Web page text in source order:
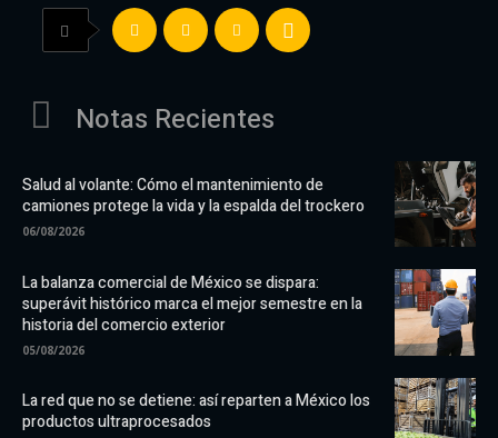
Notas Recientes
Salud al volante: Cómo el mantenimiento de
camiones protege la vida y la espalda del trockero
06/08/2026
La balanza comercial de México se dispara:
superávit histórico marca el mejor semestre en la
historia del comercio exterior
05/08/2026
La red que no se detiene: así reparten a México los
productos ultraprocesados